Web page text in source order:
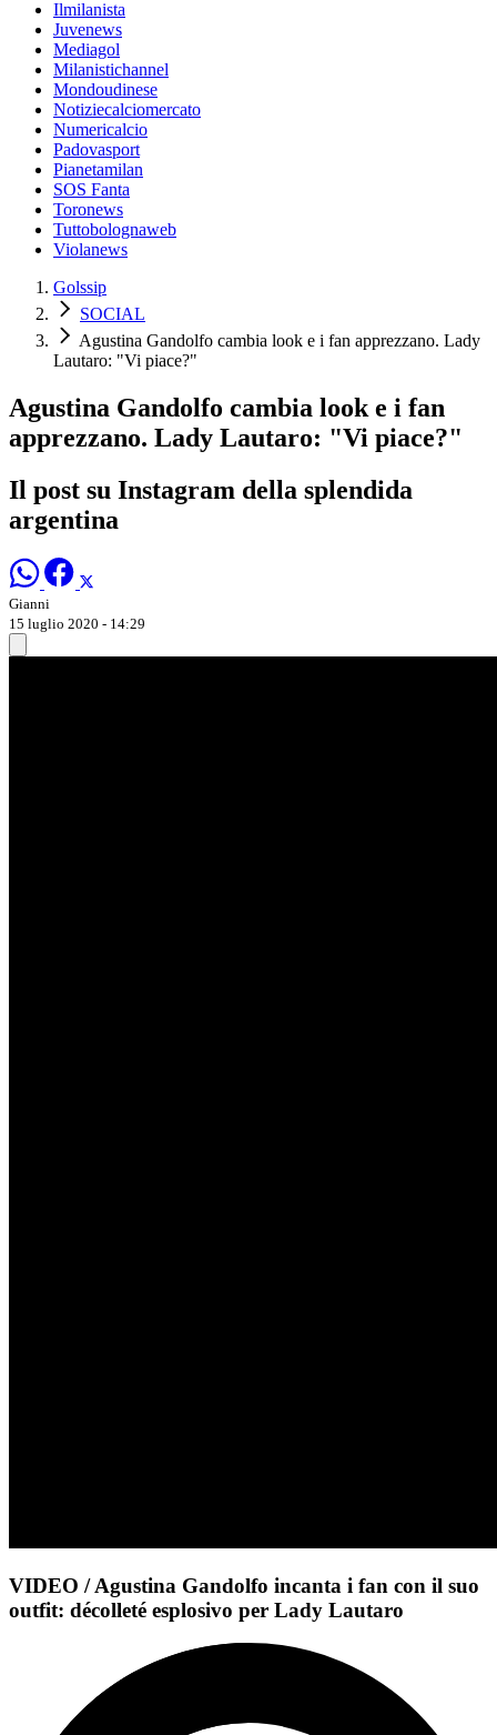
Ilmilanista
Juvenews
Mediagol
Milanistichannel
Mondoudinese
Notiziecalciomercato
Numericalcio
Padovasport
Pianetamilan
SOS Fanta
Toronews
Tuttobolognaweb
Violanews
Golssip
SOCIAL
Agustina Gandolfo cambia look e i fan apprezzano. Lady
Lautaro: "Vi piace?"
Agustina Gandolfo cambia look e i fan
apprezzano. Lady Lautaro: "Vi piace?"
Il post su Instagram della splendida
argentina
Gianni
15 luglio 2020 - 14:29
VIDEO / Agustina Gandolfo incanta i fan con il suo
outfit: décolleté esplosivo per Lady Lautaro